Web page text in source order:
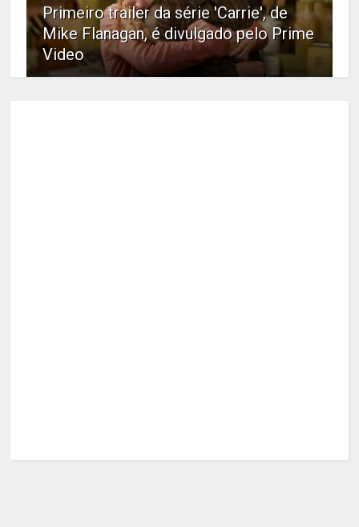
Primeiro trailer da série 'Carrie', de
Mike Flanagan, é divulgado pelo Prime
Video